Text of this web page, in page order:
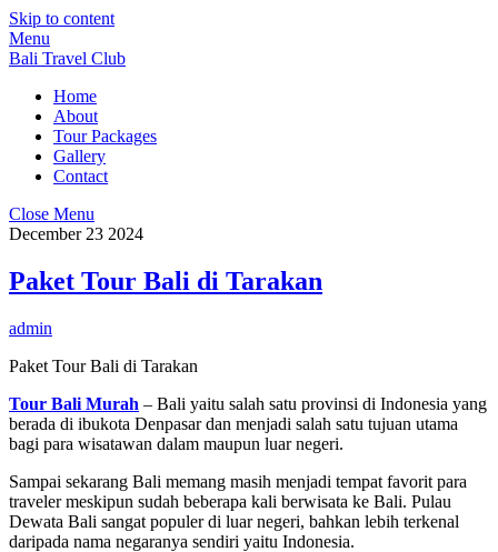
Skip to content
Menu
Bali Travel Club
Home
About
Tour Packages
Gallery
Contact
Close Menu
December 23 2024
Paket Tour Bali di Tarakan
admin
Paket Tour Bali di Tarakan
Tour Bali Murah – Bali yaitu salah satu provinsi di Indonesia yang
berada di ibukota Denpasar dan menjadi salah satu tujuan utama
bagi para wisatawan dalam maupun luar negeri.
Sampai sekarang Bali memang masih menjadi tempat favorit para
traveler meskipun sudah beberapa kali berwisata ke Bali. Pulau
Dewata Bali sangat populer di luar negeri, bahkan lebih terkenal
daripada nama negaranya sendiri yaitu Indonesia.